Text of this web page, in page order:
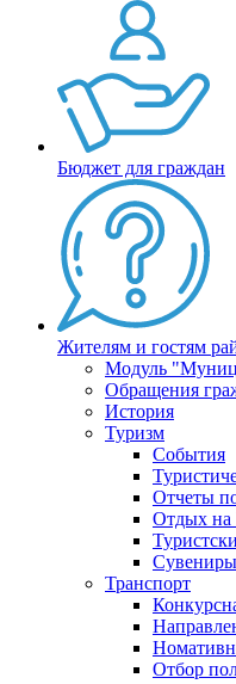
Бюджет для граждан
Жителям и гостям
Модуль
Обращения
История
Туризм
События
Отчеты
Отдых на
Транспорт
Отбор